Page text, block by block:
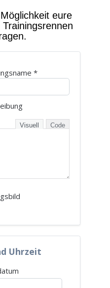
eure
*
Visuell Code
Uhrzeit